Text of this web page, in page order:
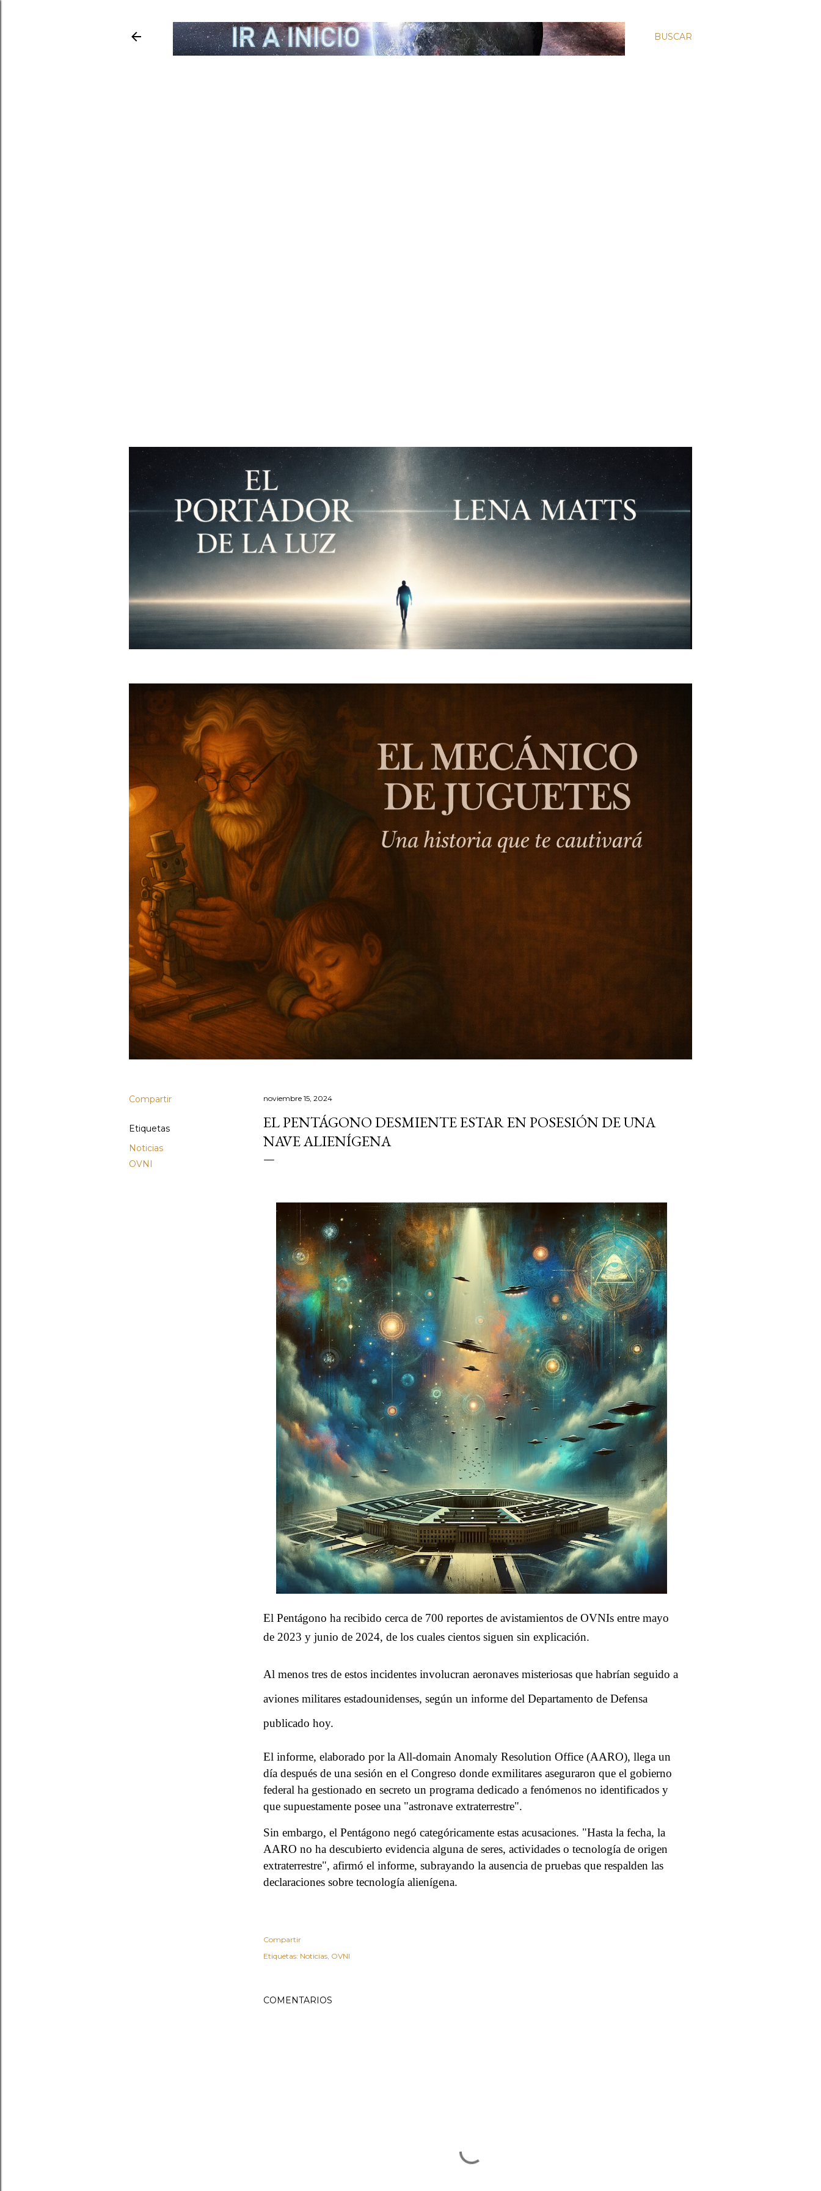
BUSCAR
Compartir
Etiquetas
Noticias
OVNI
noviembre 15, 2024
EL PENTÁGONO DESMIENTE ESTAR EN POSESIÓN DE UNA
NAVE ALIENÍGENA
El Pentágono ha recibido cerca de 700 reportes de avistamientos de OVNIs entre mayo
de 2023 y junio de 2024, de los cuales cientos siguen sin explicación.
Al menos tres de estos incidentes involucran aeronaves misteriosas que habrían seguido a
aviones militares estadounidenses, según un informe del Departamento de Defensa
publicado hoy.
El informe, elaborado por la All-domain Anomaly Resolution Office (AARO), llega un
día después de una sesión en el Congreso donde exmilitares aseguraron que el gobierno
federal ha gestionado en secreto un programa dedicado a fenómenos no identificados y
que supuestamente posee una "astronave extraterrestre".
Sin embargo, el Pentágono negó categóricamente estas acusaciones. "Hasta la fecha, la
AARO no ha descubierto evidencia alguna de seres, actividades o tecnología de origen
extraterrestre", afirmó el informe, subrayando la ausencia de pruebas que respalden las
declaraciones sobre tecnología alienígena.
Compartir
Etiquetas: Noticias OVNI
COMENTARIOS